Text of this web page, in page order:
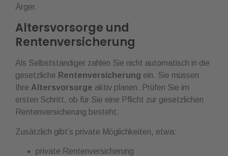
Ärger.
Altersvorsorge und
Rentenversicherung
Als Selbstständiger zahlen Sie nicht automatisch in die
gesetzliche Rentenversicherung ein. Sie müssen
Ihre Altersvorsorge aktiv planen. Prüfen Sie im
ersten Schritt, ob für Sie eine Pflicht zur gesetzlichen
Rentenversicherung besteht.
Zusätzlich gibt’s private Möglichkeiten, etwa:
private Rentenversicherung